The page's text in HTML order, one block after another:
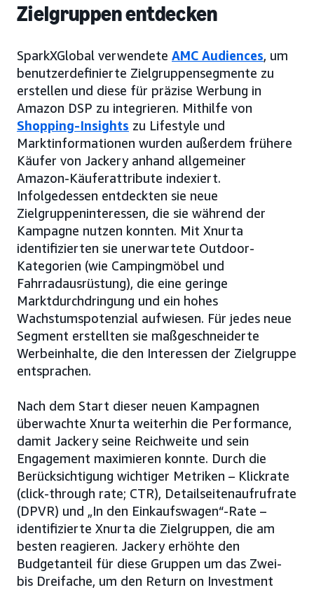
Zielgruppen entdecken
SparkXGlobal verwendete AMC Audiences, um
benutzerdefinierte Zielgruppensegmente zu
erstellen und diese für präzise Werbung in
Amazon DSP zu integrieren. Mithilfe von
Shopping-Insights zu Lifestyle und
Marktinformationen wurden außerdem frühere
Käufer von Jackery anhand allgemeiner
Amazon-Käuferattribute indexiert.
Infolgedessen entdeckten sie neue
Zielgruppeninteressen, die sie während der
Kampagne nutzen konnten. Mit Xnurta
identifizierten sie unerwartete Outdoor-
Kategorien (wie Campingmöbel und
Fahrradausrüstung), die eine geringe
Marktdurchdringung und ein hohes
Wachstumspotenzial aufwiesen. Für jedes neue
Segment erstellten sie maßgeschneiderte
Werbeinhalte, die den Interessen der Zielgruppe
entsprachen.
Nach dem Start dieser neuen Kampagnen
überwachte Xnurta weiterhin die Performance,
damit Jackery seine Reichweite und sein
Engagement maximieren konnte. Durch die
Berücksichtigung wichtiger Metriken – Klickrate
(click-through rate; CTR), Detailseitenaufrufrate
(DPVR) und „In den Einkaufswagen“-Rate –
identifizierte Xnurta die Zielgruppen, die am
besten reagieren. Jackery erhöhte den
Budgetanteil für diese Gruppen um das Zwei-
bis Dreifache, um den Return on Investment